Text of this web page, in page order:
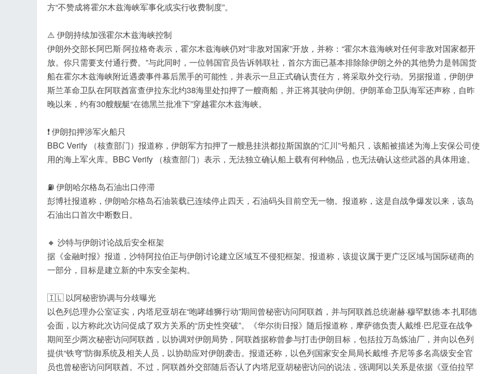
方“不赞成将霍尔木兹海峡军事化或实行收费制度”。
⚠️ 伊朗持续加强霍尔木兹海峡控制
伊朗外交部长阿巴斯·阿拉格奇表示，霍尔木兹海峡仍对“非敌对国家”开放，并称：“霍尔木兹海峡对任何非敌对国家都开
放。你只需要支付通行费。”与此同时，一位韩国官员告诉韩联社，首尔方面已基本排除除伊朗之外的其他势力是韩国货
船在霍尔木兹海峡附近遇袭事件幕后黑手的可能性，并表示一旦正式确认责任方，将采取外交行动。另据报道，伊朗伊
斯兰革命卫队在阿联酋富查伊拉东北约38海里处扣押了一艘商船，并正将其驶向伊朗。伊朗革命卫队海军还声称，自昨
晚以来，约有30艘舰艇“在德黑兰批准下”穿越霍尔木兹海峡。
❗️ 伊朗扣押涉军火船只
BBC Verify （核查部门）报道称，伊朗军方扣押了一艘悬挂洪都拉斯国旗的“汇川”号船只，该船被描述为海上安保公司使
用的海上军火库。BBC Verify （核查部门）表示，无法独立确认船上载有何种物品，也无法确认这些武器的具体用途。
⛽ 伊朗哈尔格岛石油出口停滞
彭博社报道称，伊朗哈尔格岛石油装载已连续停止四天，石油码头目前空无一物。报道称，这是自战争爆发以来，该岛
石油出口首次中断数日。
🔸 沙特与伊朗讨论战后安全框架
据《金融时报》报道，沙特阿拉伯正与伊朗讨论建立区域互不侵犯框架。报道称，该提议属于更广泛区域与国际磋商的
一部分，目标是建立新的中东安全架构。
🇮🇱 以阿秘密协调与分歧曝光
以色列总理办公室证实，内塔尼亚胡在“咆哮雄狮行动”期间曾秘密访问阿联酋，并与阿联酋总统谢赫·穆罕默德·本·扎耶德
会面，以方称此次访问促成了双方关系的“历史性突破”。《华尔街日报》随后报道称，摩萨德负责人戴维·巴尼亚在战争
期间至少两次秘密访问阿联酋，以协调对伊朗局势，阿联酋据称曾参与打击伊朗目标，包括拉万岛炼油厂，并向以色列
提供“铁穹”防御系统及相关人员，以协助应对伊朗袭击。报道还称，以色列国家安全局局长戴维·齐尼等多名高级安全官
员也曾秘密访问阿联酋。不过，阿联酋外交部随后否认了内塔尼亚胡秘密访问的说法，强调阿以关系是依据《亚伯拉罕